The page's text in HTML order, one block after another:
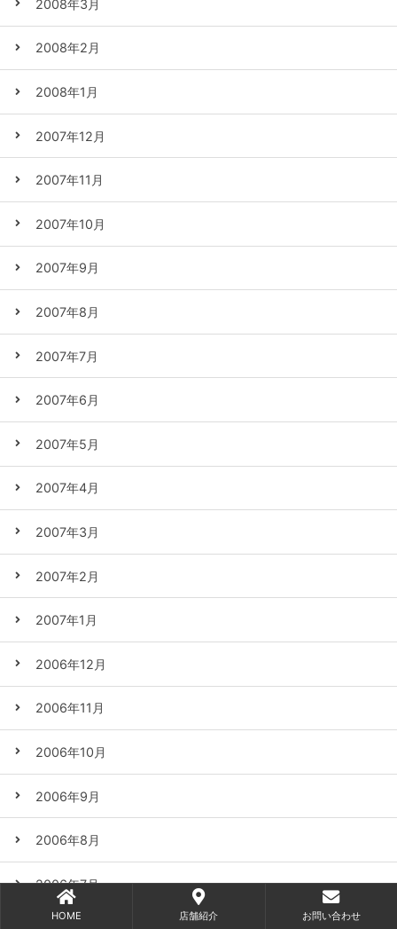
2008年3月
2008年2月
2008年1月
2007年12月
2007年11月
2007年10月
2007年9月
2007年8月
2007年7月
2007年6月
2007年5月
2007年4月
2007年3月
2007年2月
2007年1月
2006年12月
2006年11月
2006年10月
2006年9月
2006年8月
2006年7月
HOME 店舗紹介 お問い合わせ